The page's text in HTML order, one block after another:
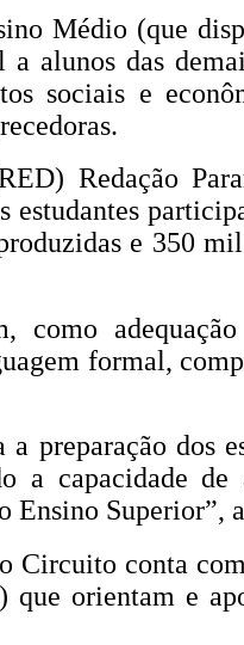
Médio (que
alunos das
sociais e
Redação
e 350
como
formal,
preparação dos
capacidade de
Ensino Superior”,
Circuito conta
orientam e